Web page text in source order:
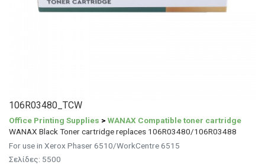
106R03480_TCW
Office Printing Supplies > WANAX Compatible toner cartridge
WANAX Black Toner cartridge replaces 106R03480/106R03488
For use in Xerox Phaser 6510/WorkCentre 6515
Σελίδες: 5500